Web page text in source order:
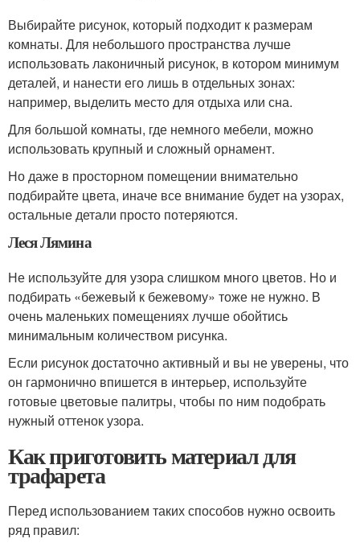
Выбирайте рисунок, который подходит к размерам
комнаты. Для небольшого пространства лучше
использовать лаконичный рисунок, в котором минимум
деталей, и нанести его лишь в отдельных зонах:
например, выделить место для отдыха или сна.
Для большой комнаты, где немного мебели, можно
использовать крупный и сложный орнамент.
Но даже в просторном помещении внимательно
подбирайте цвета, иначе все внимание будет на узорах,
остальные детали просто потеряются.
Леся Лямина
Не используйте для узора слишком много цветов. Но и
подбирать «бежевый к бежевому» тоже не нужно. В
очень маленьких помещениях лучше обойтись
минимальным количеством рисунка.
Если рисунок достаточно активный и вы не уверены, что
он гармонично впишется в интерьер, используйте
готовые цветовые палитры, чтобы по ним подобрать
нужный оттенок узора.
Как приготовить материал для
трафарета
Перед использованием таких способов нужно освоить
ряд правил: